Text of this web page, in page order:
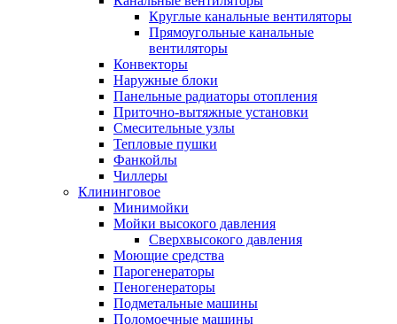
Круглые канальные вентиляторы
Прямоугольные канальные
вентиляторы
Конвекторы
Наружные блоки
Панельные радиаторы отопления
Приточно-вытяжные установки
Смесительные узлы
Тепловые пушки
Фанкойлы
Чиллеры
Клининговое
Минимойки
Мойки высокого давления
Сверхвысокого давления
Моющие средства
Парогенераторы
Пеногенераторы
Подметальные машины
Поломоечные машины